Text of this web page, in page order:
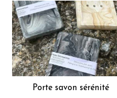
Porte savon sérénité